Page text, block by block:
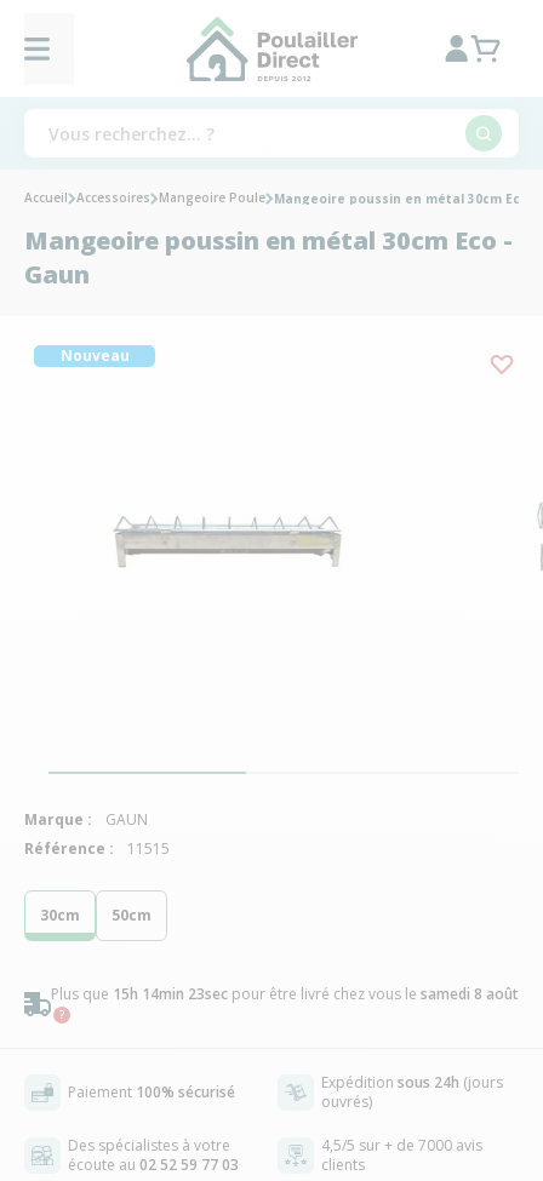
30cm 50cm
Plus que 15h 14min 22sec pour être livré chez vous le samedi 8 août
Paiement 100% sécurisé Expédition sous 24h (jours
ouvrés)
Des spécialistes à votre
écoute au 02 52 59 77 03
4,5/5 sur + de 7000 avis
clients
Accueil Accessoires Mangeoire Poule Mangeoire poussin en métal 30cm Eco -
Mangeoire poussin en métal 30cm Eco -
Gaun
Nouveau
Marque :
GAUN
Référence :
11515